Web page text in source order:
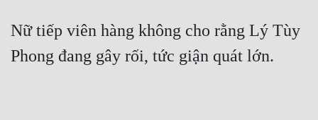
Nữ tiếp viên hàng không cho rằng Lý Tùy